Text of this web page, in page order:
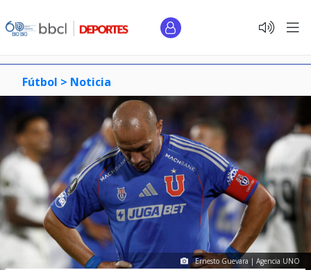
Fútbol > Noticia
Ernesto Guevara | Agencia UNO